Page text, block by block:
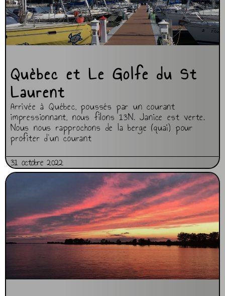
Quèbec et Le Golfe du St
Laurent
Arrivée à Québec, poussés par un courant
impressionnant, nous filons 13N. Janice est verte.
Nous nous rapprochons de la berge (quai) pour
profiter d’un courant
31 octobre 2022